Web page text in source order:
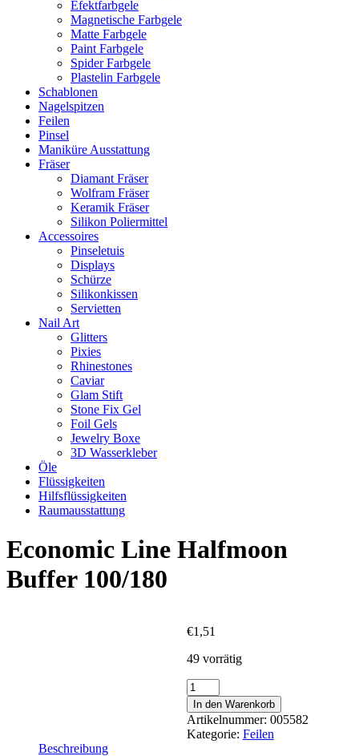
Efektfarbgele
Magnetische Farbgele
Matte Farbgele
Paint Farbgele
Spider Farbgele
Plastelin Farbgele
Schablonen
Nagelspitzen
Feilen
Pinsel
Maniküre Ausstattung
Fräser
Diamant Fräser
Wolfram Fräser
Keramik Fräser
Silikon Poliermittel
Accessoires
Pinseletuis
Displays
Schürze
Silikonkissen
Servietten
Nail Art
Glitters
Pixies
Rhinestones
Caviar
Glam Stift
Stone Fix Gel
Foil Gels
Jewelry Boxe
3D Wasserkleber
Öle
Flüssigkeiten
Hilfsflüssigkeiten
Raumausstattung
Economic Line Halfmoon
Buffer 100/180
€1,51
49 vorrätig
Economic
Line
Halfmoon
Buffer
100/180
In den Warenkorb
Artikelnummer: 005582
Kategorie: Feilen
Beschreibung